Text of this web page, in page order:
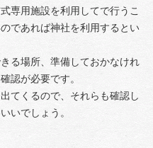
専用施設を利用してで行うこ
であれば神社を利用するとい
る場所、準備しておかなけれ
認が必要です。
てくるので、それらも確認し
いでしょう。